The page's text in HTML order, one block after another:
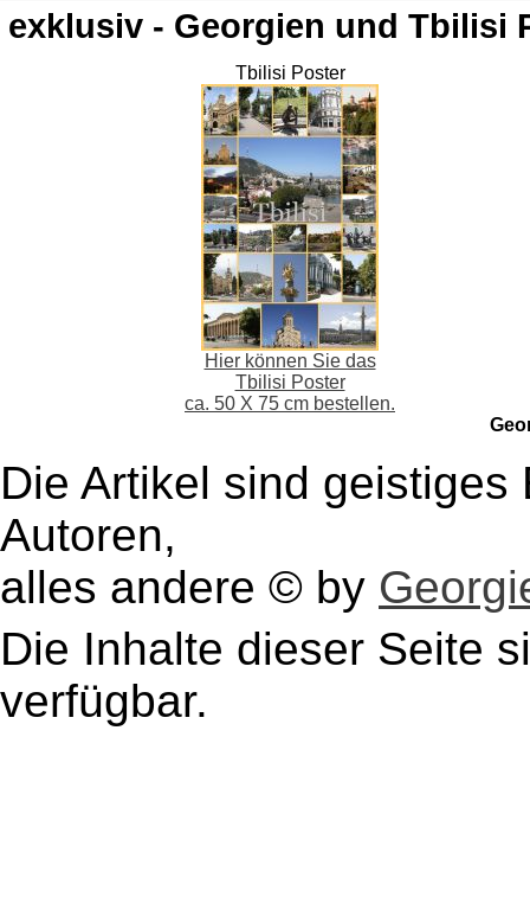
exklusiv - Georgien und Tbilisi
Tbilisi Poster
Hier können Sie das
Tbilisi Poster
ca. 50 X 75 cm bestellen.
Die Artikel sind
Autoren,
alles andere © by
Die Inhalte dieser Seite
verfügbar.